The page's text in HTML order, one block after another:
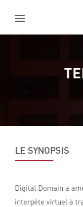
content
LE SYNOPSIS
Digital Domain a
interpète virtuel à